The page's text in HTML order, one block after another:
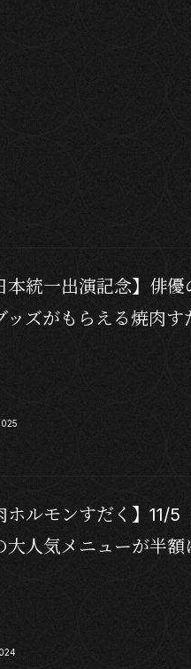
本統一出演記念】俳
ッズがもらえる焼肉
ホルモンすだく】11/
大人気メニューが半額